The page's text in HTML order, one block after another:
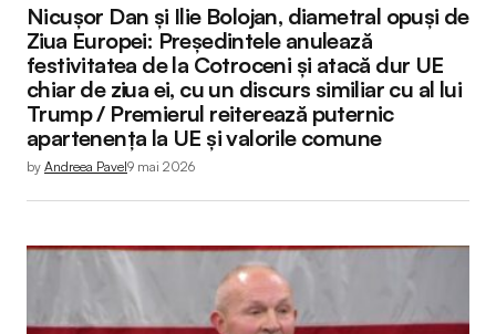
Nicușor Dan și Ilie Bolojan, diametral opuși de
Ziua Europei: Președintele anulează
festivitatea de la Cotroceni și atacă dur UE
chiar de ziua ei, cu un discurs similiar cu al lui
Trump / Premierul reiterează puternic
apartenența la UE și valorile comune
by Andreea Pavel9 mai 2026